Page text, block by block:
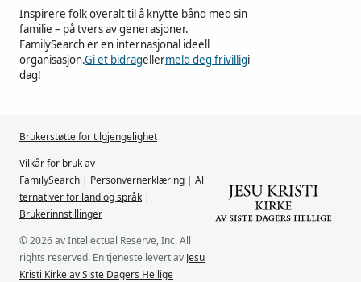
Inspirere folk overalt til å knytte bånd med sin
familie – på tvers av generasjoner.
FamilySearch er en internasjonal ideell
organisasjon.Gi et bidragellermeld deg frivilligi
dag!
Brukerstøtte for tilgjengelighet
Vilkår for bruk av
FamilySearch | Personvernerklæring | Al
ternativer for land og språk |
Brukerinnstillinger
© 2026 av Intellectual Reserve, Inc. All
rights reserved. En tjeneste levert av Jesu
Kristi Kirke av Siste Dagers Hellige